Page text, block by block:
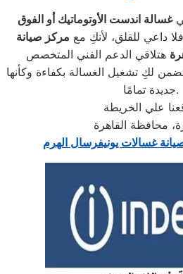
غسالة اندست الأوتوماتيك أو الفوق
داعي للقلق، لأنكِ مع مركز صيانة
هتلاقي الدعم الفني المتخصص
لكِ تشغيل الغسالة بكفاءة وكأنها
جديدة تمامًا.
علي الخريطة
محافظة القاهرة
غسالات يونيفرسال الهرم